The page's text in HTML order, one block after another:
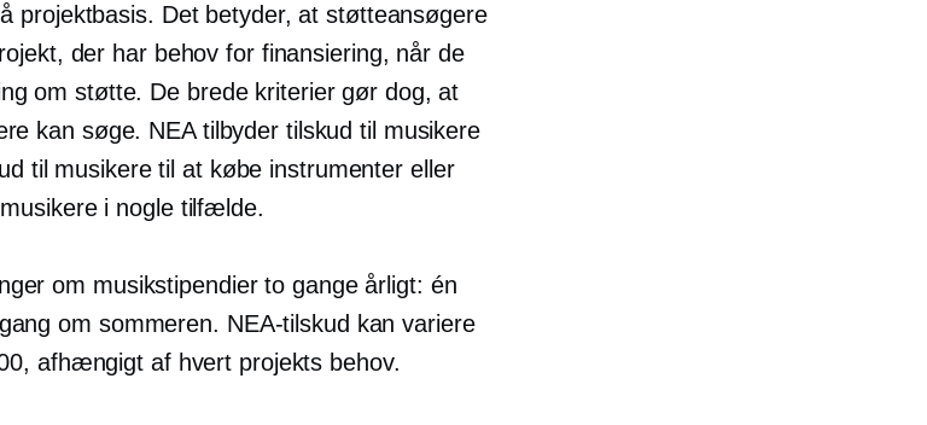
projektbasis. Det betyder, at støtteansøgere
der har behov for finansiering, når de
om støtte. De brede kriterier gør dog, at
kan søge. NEA tilbyder tilskud til musikere
til musikere til at købe instrumenter eller
i nogle tilfælde.
om musikstipendier to gange årligt: ​​én
om sommeren. NEA-tilskud kan variere
afhængigt af hvert projekts behov.